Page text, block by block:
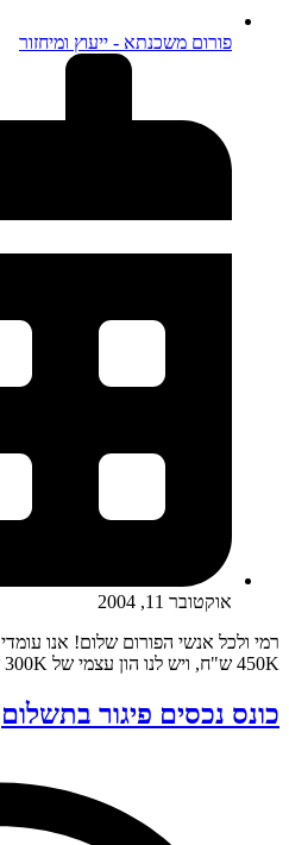
פורום משכנתא - ייעוץ ומיחזור
אוקטובר 11, 2004
רמי ולכל אנשי הפורום שלום! אנו
450K ש"ח, ויש לנו הון עצמי של 300K ש"ח. לי ולבת זוגתי יש...
כונס נכסים פיגור בתשלום